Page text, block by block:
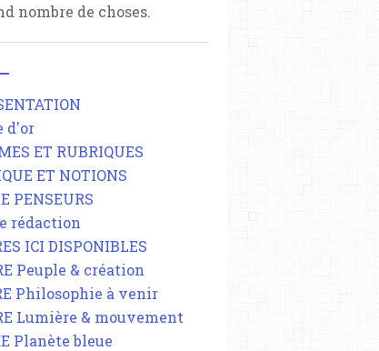
nombre de choses.
d'or
ET RUBRIQUES
ET NOTIONS
PENSEURS
rédaction
ICI DISPONIBLES
Peuple & création
Philosophie à venir
Lumière & mouvement
Planète bleue